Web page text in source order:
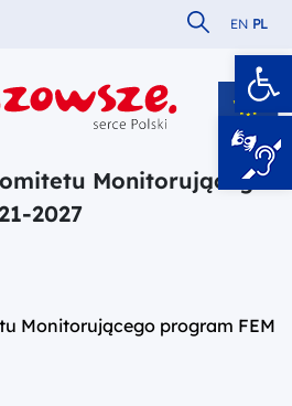
Szukaj w
EN PL
Monitorującego
2027
portalu
Monitorującego program FEM